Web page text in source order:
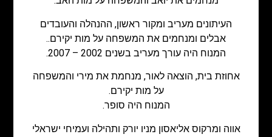
העיתונים מעריב ומקור ראשון, ההנהלה והעובדים
אבלים ומנחמים את המשפחה על מות יקירם..
המנוח היה עורך מעריב בשנים 2002 – 2007.
אחוזת בית, הוצאה לאור, מנחמת את מירי והמשפחה
על מות יקירם.
המנוח היה סופר.
אווה ומרקוס אליאסון מניו יורק ותהילה ועמיחי ישראלי